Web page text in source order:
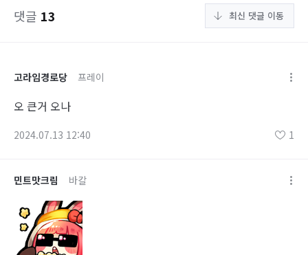
댓글 13 최신 댓글 이동
고라임경로당 프레이
오 큰거 오나
2024.07.13 12:40 1
민트맛크림 바칼